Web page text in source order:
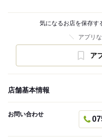
気になるお店を保存す
アプリ
ア
店舗基本情報
お問い合わせ